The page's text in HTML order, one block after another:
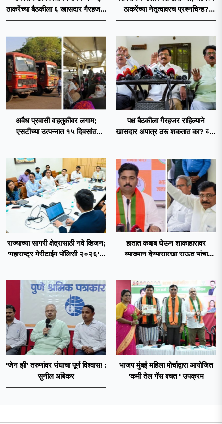
ठाकरेंच्या बैठकीला ६ खासदार गैरहजर,
थेट शिंदे सेनेत विलीन होण्याचा
ठाकरेंच्या नेतृत्वावरच प्रश्नचिन्ह?
ठाकरे ब्रँड नेमका कुठे चुकला?
अवैध प्रवासी वाहतुकीवर लगाम;
एसटीच्या उत्पन्नात १५ दिवसांत
४३.८३ कोटींची वाढ!
पक्ष बैठकीला गैरहजर राहिल्याने
खासदार अपात्र ठरू शकतात का? व्हीप
आणि कायदा नेमकं काय सांगतो?
राज्याच्या सागरी क्षेत्रासाठी नवे व्हिजन;
'महाराष्ट्र मेरीटाईम पॉलिसी २०२६'चा
प्रस्ताव
हातात कबाब घेऊन शाकाहारावर
व्याख्यान देण्यासारखा राऊत यांचा
प्रयत्न - नवनाथ बन
'जेन झी' तरुणांवर संघाचा पूर्ण विश्वास! :
सुनील आंबेकर
भाजप मुंबई महिला मोर्चाद्वारा आयोजित
'कमी तेल गॅस बचत ' उपक्रम